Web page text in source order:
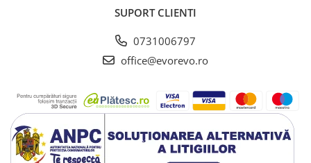
Glucometre
Ingrijire personala
Perne si paturi electrice
Perne ortopedice
SUPORT CLIENTI
0731006797
office@evorevo.ro